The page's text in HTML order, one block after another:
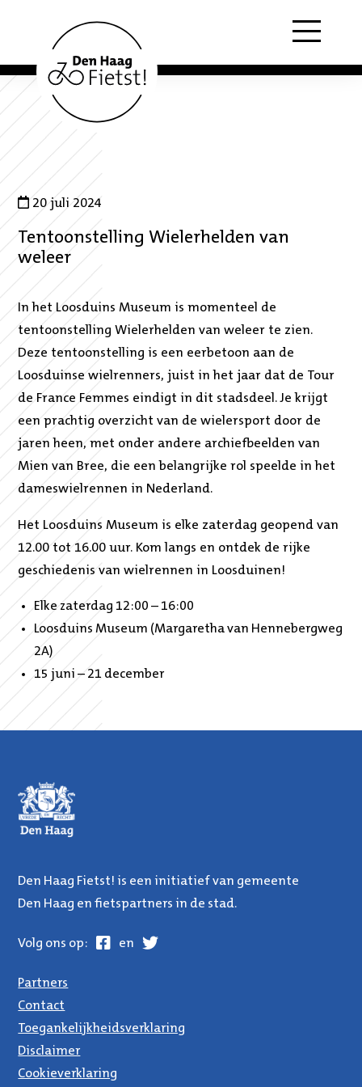
Menu
20 juli 2024
Tentoonstelling Wielerhelden van
weleer
In het Loosduins Museum is momenteel de
tentoonstelling Wielerhelden van weleer te zien.
Deze tentoonstelling is een eerbetoon aan de
Loosduinse wielrenners, juist in het jaar dat de Tour
de France Femmes eindigt in dit stadsdeel. Je krijgt
een prachtig overzicht van de wielersport door de
jaren heen, met onder andere archiefbeelden van
Mien van Bree, die een belangrijke rol speelde in het
dameswielrennen in Nederland.
Het Loosduins Museum is elke zaterdag geopend van
12.00 tot 16.00 uur. Kom langs en ontdek de rijke
geschiedenis van wielrennen in Loosduinen!
Elke zaterdag 12:00 – 16:00
Loosduins Museum (Margaretha van Hennebergweg
2A)
15 juni – 21 december
Den Haag Fietst! is een initiatief van gemeente
Den Haag en fietspartners in de stad.
Volg ons op: Facebook
en Twitter
Partners
Contact
Toegankelijkheidsverklaring
Disclaimer
Cookieverklaring